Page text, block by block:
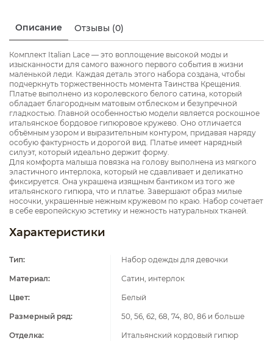
Описание Отзывы (0)
Комплект Italian Lace — это воплощение высокой моды и
изысканности для самого важного первого события в жизни
маленькой леди. Каждая деталь этого набора создана, чтобы
подчеркнуть торжественность момента Таинства Крещения.
Платье выполнено из королевского белого сатина, который
обладает благородным матовым отблеском и безупречной
гладкостью. Главной особенностью модели является роскошное
итальянское бордовое гипюровое кружево. Оно отличается
объёмным узором и выразительным контуром, придавая наряду
особую фактурность и дорогой вид. Платье имеет нарядный
силуэт, который идеально держит форму.
Для комфорта малыша повязка на голову выполнена из мягкого
эластичного интерлока, который не сдавливает и деликатно
фиксируется. Она украшена изящным бантиком из того же
итальянского гипюра, что и платье. Завершают образ милые
носочки, украшенные нежным кружевом по краю. Набор сочетает
в себе европейскую эстетику и нежность натуральных тканей.
Характеристики
Тип: Набор одежды для девочки
Материал: Сатин, интерлок
Цвет: Белый
Размерный ряд: 50, 56, 62, 68, 74, 80, 86 и больше
Отделка: Итальянский кордовый гипюр